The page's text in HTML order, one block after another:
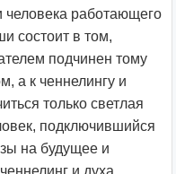
работающего
состоит в том,
подчинен тому
а к ченнелингу и
только светлая
подключившийся
на будущее и
и духа